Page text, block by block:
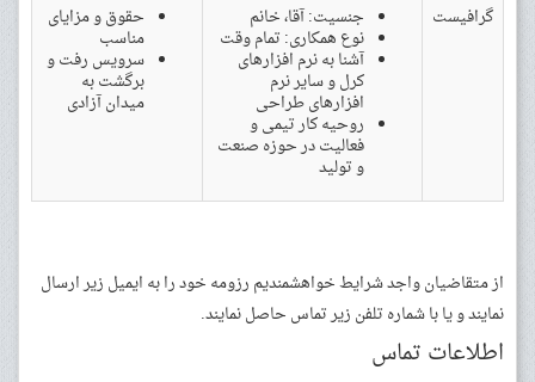
گرافیست
جنسیت: آقا، خانم
نوع همکاری: تمام وقت
آشنا به نرم افزارهای
کرل و سایر نرم
افزارهای طراحی
روحیه کار تیمی و
فعالیت در حوزه صنعت
و تولید
حقوق و مزایای
مناسب
سرویس رفت و
برگشت به
میدان آزادی
از متقاضیان واجد شرایط خواهشمندیم رزومه خود را به ایمیل زیر ارسال
نمایند و یا با شماره تلفن‌ زیر تماس حاصل نمایند.
اطلاعات تماس